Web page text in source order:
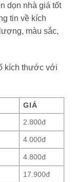
dọn nhà giá tốt
tin về kích
màu sắc,
kích thước với
GIÁ
2.800đ
4.000đ
4.800đ
17.900đ